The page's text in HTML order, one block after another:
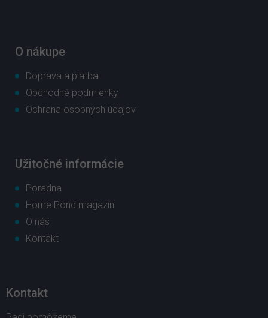
O nákupe
Doprava a platba
Obchodné podmienky
Ochrana osobných údajov
Užitočné informácie
Poradna
Home Pond magazín
O nás
Kontakt
Kontakt